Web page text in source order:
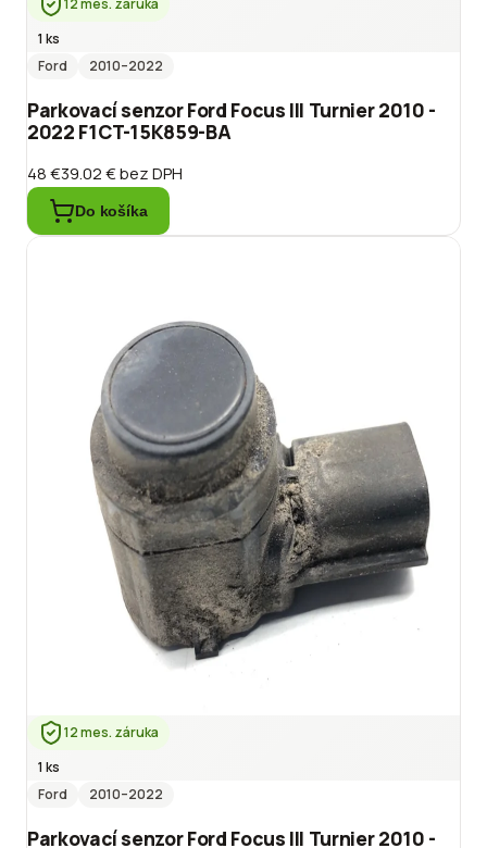
12 mes. záruka
1 ks
Ford
2010–2022
Parkovací senzor Ford Focus III Turnier 2010 -
2022 F1CT-15K859-BA
48 €39.02 €bez DPH
Do košíka
12 mes. záruka
1 ks
Ford
2010–2022
Parkovací senzor Ford Focus III Turnier 2010 -